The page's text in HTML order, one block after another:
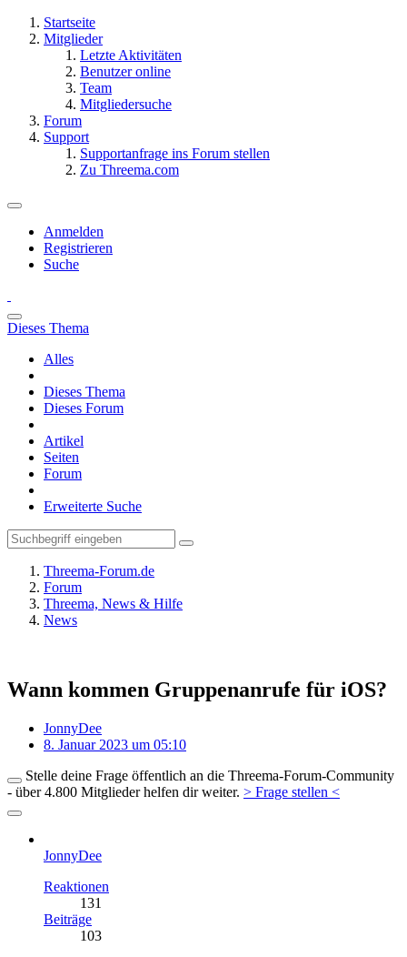
Startseite
Mitglieder
Letzte Aktivitäten
Benutzer online
Team
Mitgliedersuche
Forum
Support
Supportanfrage ins Forum stellen
Zu Threema.com
Anmelden
Registrieren
Suche
Dieses Thema
Alles
Dieses Thema
Dieses Forum
Artikel
Seiten
Forum
Erweiterte Suche
Threema-Forum.de
Forum
Threema, News & Hilfe
News
Wann kommen Gruppenanrufe für iOS?
JonnyDee
8. Januar 2023 um 05:10
Stelle deine Frage öffentlich an die Threema-Forum-Community
- über 4.800 Mitglieder helfen dir weiter. > Frage stellen <
JonnyDee
Reaktionen
131
Beiträge
103